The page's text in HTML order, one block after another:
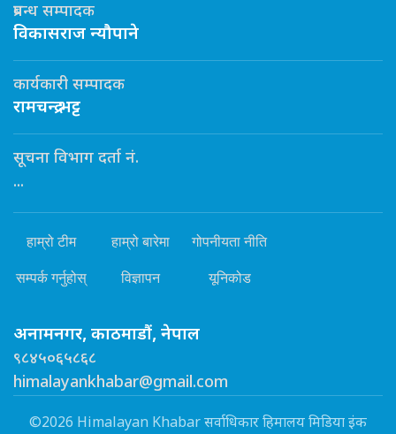
प्रबन्ध सम्पादक
विकासराज न्यौपाने
कार्यकारी सम्पादक
रामचन्द्र भट्ट
सूचना विभाग दर्ता नं.
...
हाम्रो टीम हाम्रो बारेमा गोपनीयता नीति
सम्पर्क गर्नुहोस् विज्ञापन यूनिकोड
अनामनगर, काठमाडौं, नेपाल
९८४५०६५८६८
himalayankhabar@gmail.com
©2026 Himalayan Khabar सर्वाधिकार हिमालय मिडिया इंक